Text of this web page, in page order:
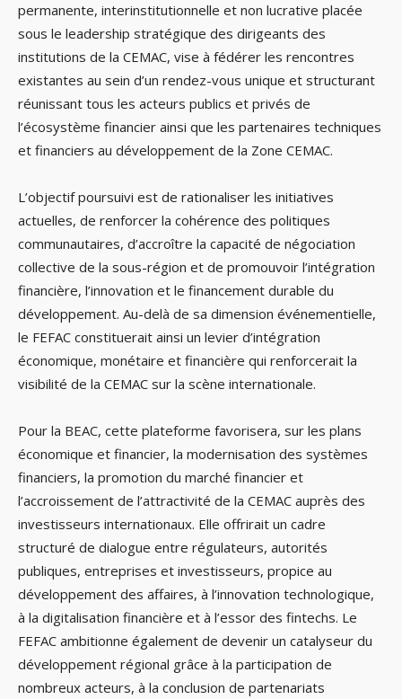
permanente, interinstitutionnelle et non lucrative placée
sous le leadership stratégique des dirigeants des
institutions de la CEMAC, vise à fédérer les rencontres
existantes au sein d’un rendez-vous unique et structurant
réunissant tous les acteurs publics et privés de
l’écosystème financier ainsi que les partenaires techniques
et financiers au développement de la Zone CEMAC.
L’objectif poursuivi est de rationaliser les initiatives
actuelles, de renforcer la cohérence des politiques
communautaires, d’accroître la capacité de négociation
collective de la sous-région et de promouvoir l’intégration
financière, l’innovation et le financement durable du
développement. Au-delà de sa dimension événementielle,
le FEFAC constituerait ainsi un levier d’intégration
économique, monétaire et financière qui renforcerait la
visibilité de la CEMAC sur la scène internationale.
Pour la BEAC, cette plateforme favorisera, sur les plans
économique et financier, la modernisation des systèmes
financiers, la promotion du marché financier et
l’accroissement de l’attractivité de la CEMAC auprès des
investisseurs internationaux. Elle offrirait un cadre
structuré de dialogue entre régulateurs, autorités
publiques, entreprises et investisseurs, propice au
développement des affaires, à l’innovation technologique,
à la digitalisation financière et à l’essor des fintechs. Le
FEFAC ambitionne également de devenir un catalyseur du
développement régional grâce à la participation de
nombreux acteurs, à la conclusion de partenariats